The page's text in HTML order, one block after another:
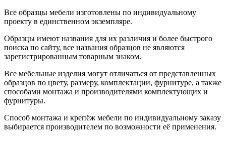
Все образцы мебели изготовлены по индивидуальному
проекту в единственном экземпляре.
Образцы имеют названия для их различия и более быстрого
поиска по сайту, все названия образцов не являются
зарегистрированным товарным знаком.
Все мебельные изделия могут отличаться от представленных
образцов по цвету, размеру, комплектации, фурнитуре, а также
способами монтажа и производителями комплектующих и
фурнитуры.
Способ монтажа и крепёж мебели по индивидуальному заказу
выбирается производителем по возможности её применения.